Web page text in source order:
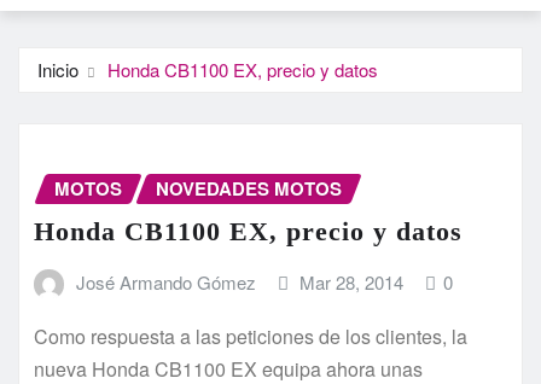
Inicio Honda CB1100 EX, precio y datos
MOTOS NOVEDADES MOTOS
Honda CB1100 EX, precio y datos
José Armando Gómez Mar 28, 2014 0
Como respuesta a las peticiones de los clientes, la
nueva Honda CB1100 EX equipa ahora unas